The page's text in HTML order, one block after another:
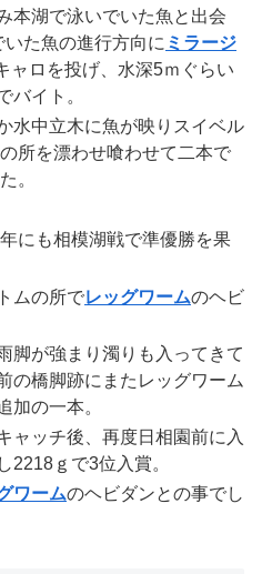
本湖で泳いでいた魚と出会
た魚の進行方向に ミラージ
ャロを投げ、水深5ｍぐらい
バイト。
水中立木に魚が映りスイベル
所を漂わせ喰わせて二本で
。
にも相模湖戦で準優勝を果
ムの所でレッグワームのヘビ
脚が強まり濁りも入ってきて
の橋脚跡にまたレッグワーム
加の一本。
ャッチ後、再度日相園前に入
2218ｇで3位入賞。
ワームのヘビダンとの事でし